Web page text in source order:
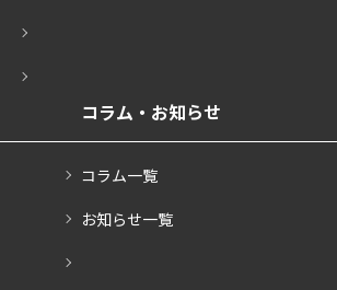
コラム・お知らせ
コラム一覧
お知らせ一覧